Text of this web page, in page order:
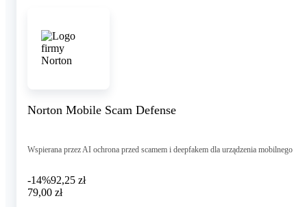
Norton Mobile Scam Defense
Wspierana przez AI ochrona przed scamem i deepfakem dla urządzenia mobilnego
-14%92,25 zł
79,00 zł
79,00 zł